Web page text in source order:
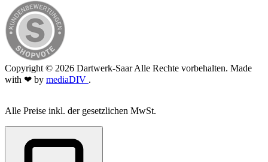
Copyright © 2026 Dartwerk-Saar Alle Rechte vorbehalten. Made
with ❤ by mediaDIV .
Alle Preise inkl. der gesetzlichen MwSt.